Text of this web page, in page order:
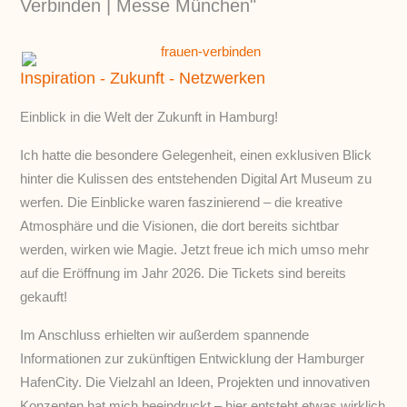
Verbinden | Messe München"
Inspiration - Zukunft - Netzwerken
Einblick in die Welt der Zukunft in Hamburg!
Ich hatte die besondere Gelegenheit, einen exklusiven Blick
hinter die Kulissen des entstehenden Digital Art Museum zu
werfen. Die Einblicke waren faszinierend – die kreative
Atmosphäre und die Visionen, die dort bereits sichtbar
werden, wirken wie Magie. Jetzt freue ich mich umso mehr
auf die Eröffnung im Jahr 2026. Die Tickets sind bereits
gekauft!
Im Anschluss erhielten wir außerdem spannende
Informationen zur zukünftigen Entwicklung der Hamburger
HafenCity. Die Vielzahl an Ideen, Projekten und innovativen